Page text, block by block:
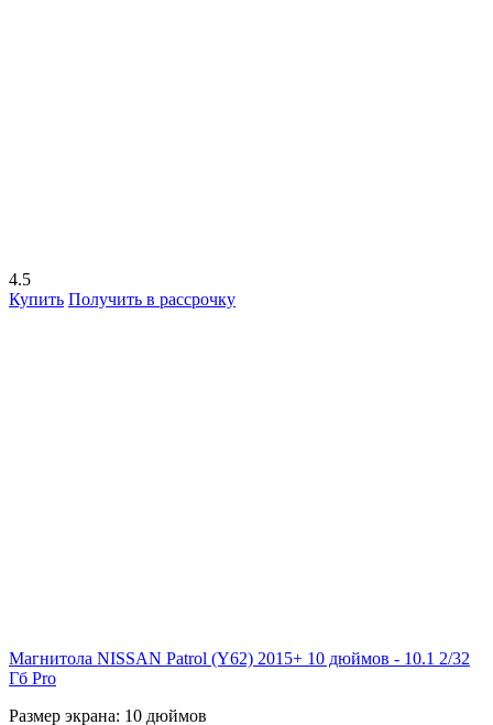
4.5
Купить Получить в рассрочку
Магнитола NISSAN Patrol (Y62) 2015+ 10 дюймов - 10.1 2/32
Гб Pro
Размер экрана: 10 дюймов